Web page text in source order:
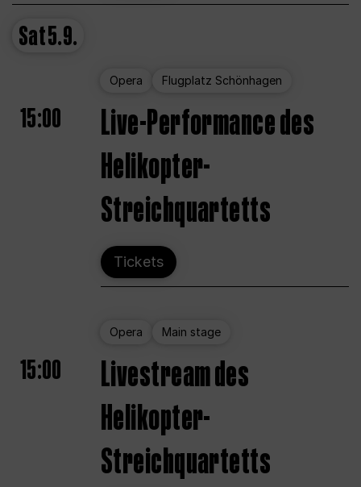
Sat5.9.
Opera Flugplatz Schönhagen
15:00
Live-Performance des
Helikopter-
Streichquartetts
Tickets
Opera Main stage
15:00
Livestream des
Helikopter-
Streichquartetts